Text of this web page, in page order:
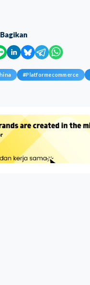
Bagikan
#Platformecommerce